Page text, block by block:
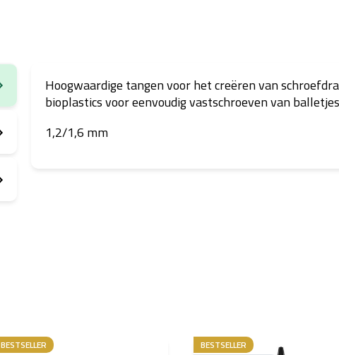
Hoogwaardige tangen voor het creëren van
bioplastics voor eenvoudig vastschroeven van
1,2/1,6 mm
BESTSELLER
BESTSELLER